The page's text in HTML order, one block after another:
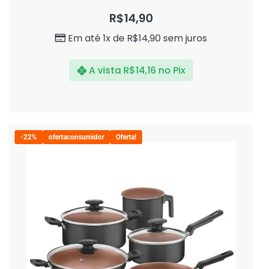
de
R$14,90
Em até 1x de R$14,90sem juros
A vista R$14,16 no Pix
-22% ofertaconsumidor Oferta!